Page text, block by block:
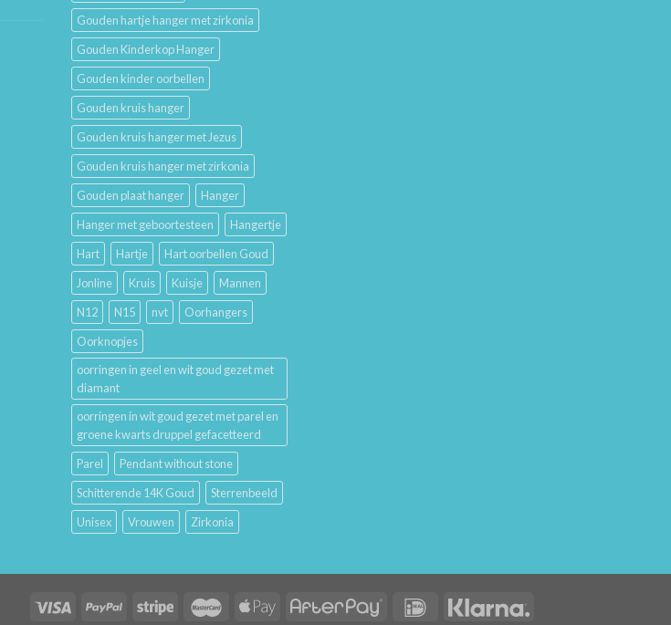
Gouden hartje hanger met zirkonia
Gouden Kinderkop Hanger
Gouden kinder oorbellen
Gouden kruis hanger
Gouden kruis hanger met Jezus
Gouden kruis hanger met zirkonia
Gouden plaat hanger
Hanger
Hanger met geboortesteen
Hangertje
Hart
Hartje
Hart oorbellen Goud
Jonline
Kruis Kuisje
Mannen
N12
N15 nvt
Oorhangers
Oorknopjes
oorringen in geel en wit goud gezet met
diamant
oorringen in wit goud gezet met parel en
groene kwarts druppel gefacetteerd
Parel
Pendant without stone
Schitterende 14K Goud
Sterrenbeeld
Unisex
Vrouwen Zirkonia